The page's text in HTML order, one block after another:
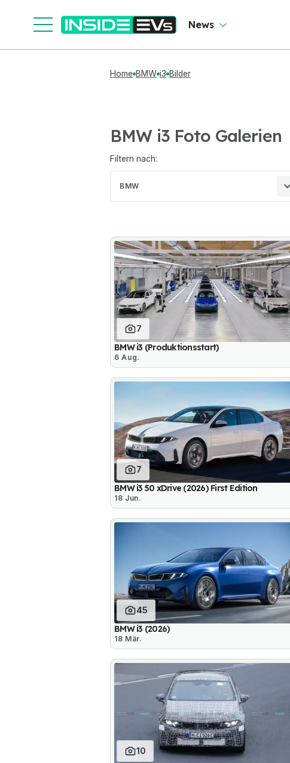
News
Home BMW i3 Bilder
BMW i3 Foto Galerien
Filtern nach:
BMW
7
BMW i3 (Produktionsstart)
6 Aug.
7
BMW i3 50 xDrive (2026) First Edition
18 Jun.
45
BMW i3 (2026)
18 Mär.
10